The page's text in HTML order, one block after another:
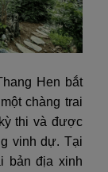
Hen bắt
chàng trai
thi và được
vinh dự. Tại
bản địa xinh